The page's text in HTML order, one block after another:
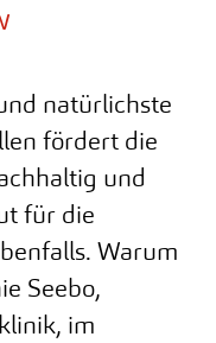
natürlichste
fördert die
und
für die
Warum
Seebo,
im